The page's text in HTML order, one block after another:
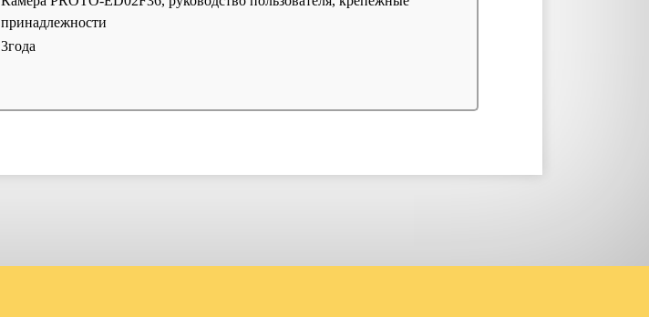
принадлежности
3года